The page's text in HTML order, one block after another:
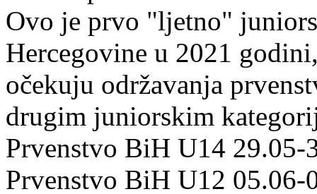
Ovo je prvo "ljetno"
Hercegovine u 2021
očekuju održavanja
drugim juniorskim
Prvenstvo BiH U14
Prvenstvo BiH U12